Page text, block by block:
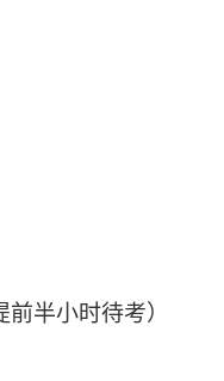
半小时待考）